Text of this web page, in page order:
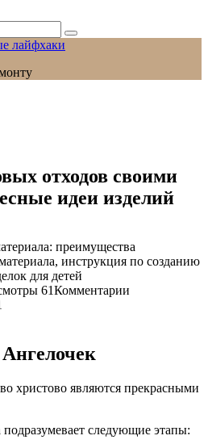
лайфхаки
отходов своими
идеи изделий
61Комментарии
христово являются прекрасными
следующие этапы: